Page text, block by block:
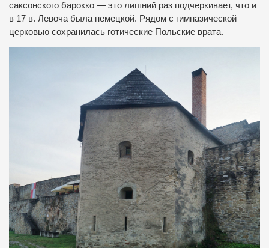
саксонского барокко — это лишний раз подчеркивает, что и
в 17 в. Левоча была немецкой. Рядом с гимназической
церковью сохранилась готические Польские врата.